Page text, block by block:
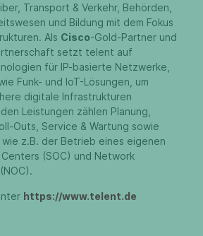
Transport & Verkehr, Behörden,
und Bildung mit dem Fokus
Als Cisco-Gold-Partner und
setzt telent auf
für IP-basierte Netzwerke,
Funk- und IoT-Lösungen, um
digitale Infrastrukturen
Leistungen zählen Planung,
Outs, Service & Wartung sowie
z.B. der Betrieb eines eigenen
(SOC) und Network
https://www.telent.de